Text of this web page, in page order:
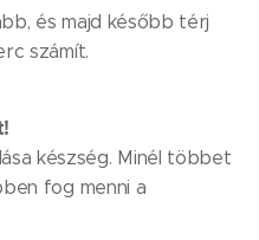
és majd később térj
számít.
készség. Minél többet
fog menni a